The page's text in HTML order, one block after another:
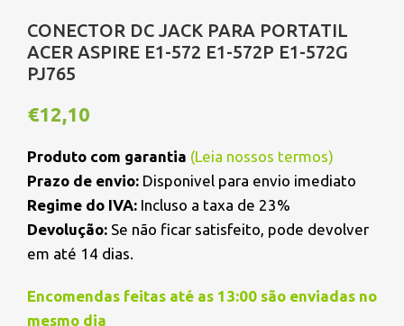
CONECTOR DC JACK PARA PORTATIL
ACER ASPIRE E1-572 E1-572P E1-572G
PJ765
€12,10
Produto com garantia (Leia nossos termos)
Prazo de envio: Disponivel para envio imediato
Regime do IVA: Incluso a taxa de 23%
Devolução: Se não ficar satisfeito, pode devolver
em até 14 dias.
Encomendas feitas até as 13:00 são enviadas no
mesmo dia